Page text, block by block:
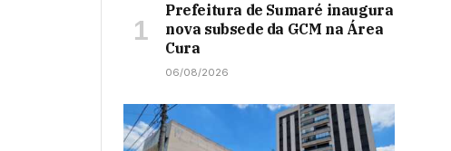
Prefeitura de Sumaré inaugura
nova subsede da GCM na Área
Cura
06/08/2026